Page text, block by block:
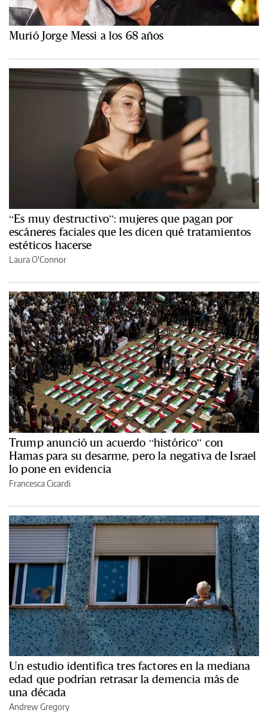
Murió Jorge Messi a los 68 años
“Es muy destructivo”: mujeres que pagan por
escáneres faciales que les dicen qué tratamientos
estéticos hacerse
Laura O'Connor
Trump anunció un acuerdo “histórico” con
Hamas para su desarme, pero la negativa de Israel
lo pone en evidencia
Francesca Cicardi
Un estudio identifica tres factores en la mediana
edad que podrían retrasar la demencia más de
una década
Andrew Gregory